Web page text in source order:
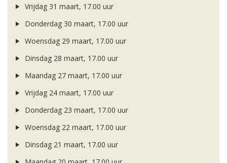
Vrijdag 31 maart, 17.00 uur
Donderdag 30 maart, 17.00 uur
Woensdag 29 maart, 17.00 uur
Dinsdag 28 maart, 17.00 uur
Maandag 27 maart, 17.00 uur
Vrijdag 24 maart, 17.00 uur
Donderdag 23 maart, 17.00 uur
Woensdag 22 maart, 17.00 uur
Dinsdag 21 maart, 17.00 uur